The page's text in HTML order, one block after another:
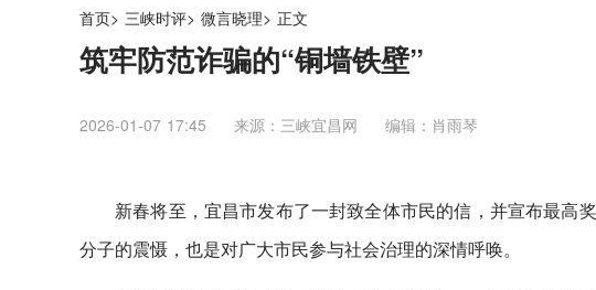
首页> 三峡时评> 微言晓理> 正文
筑牢防范诈骗的“铜墙铁壁”
2026-01-07 17:45 来源：三峡宜昌网 编辑：肖雨琴
新春将至，宜昌市发布了一封致全体市民的信，并宣布最高
分子的震慑，也是对广大市民参与社会治理的深情呼唤。